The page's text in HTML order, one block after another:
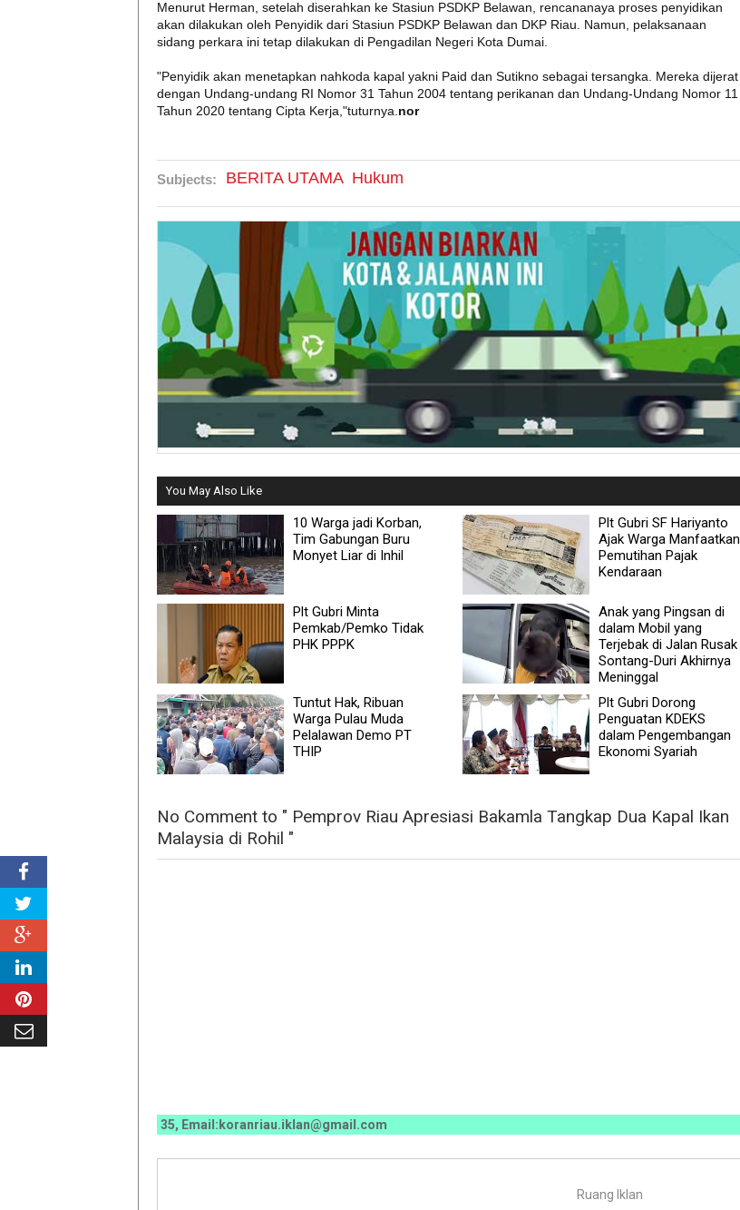
Menurut Herman, setelah diserahkan ke Stasiun PSDKP Belawan, rencananaya proses penyidikan
akan dilakukan oleh Penyidik dari Stasiun PSDKP Belawan dan DKP Riau. Namun, pelaksanaan
sidang perkara ini tetap dilakukan di Pengadilan Negeri Kota Dumai.
"Penyidik akan menetapkan nahkoda kapal yakni Paid dan Sutikno sebagai tersangka. Mereka dijerat
dengan Undang-undang RI Nomor 31 Tahun 2004 tentang perikanan dan Undang-Undang Nomor 11
Tahun 2020 tentang Cipta Kerja,"tuturnya. nor
Subjects: BERITA UTAMA Hukum
You May Also Like
10 Warga jadi Korban,
Tim Gabungan Buru
Monyet Liar di Inhil
Plt Gubri SF Hariyanto
Ajak Warga Manfaatkan
Pemutihan Pajak
Kendaraan
Plt Gubri Minta
Pemkab/Pemko Tidak
PHK PPPK
Anak yang Pingsan di
dalam Mobil yang
Terjebak di Jalan Rusak
Sontang-Duri Akhirnya
Meninggal
Tuntut Hak, Ribuan
Warga Pulau Muda
Pelalawan Demo PT
THIP
Plt Gubri Dorong
Penguatan KDEKS
dalam Pengembangan
Ekonomi Syariah
No Comment to " Pemprov Riau Apresiasi Bakamla Tangkap Dua Kapal Ikan
Malaysia di Rohil "
0070 / 0811 7673 35, Email:koranriau.iklan@gmail.com
Ruang Iklan